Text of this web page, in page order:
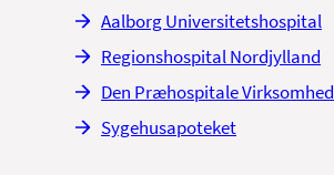
Aalborg Universitetshospital
Regionshospital Nordjylland
Den Præhospitale Virksomhed
Sygehusapoteket